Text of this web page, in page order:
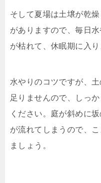
そして夏場は土壌が乾
がありますので、毎日
が枯れて、休眠期に入
水やりのコツですが、
足りませんので、しっ
ください。庭が斜めに
が流れてしまうので、
ましょう。